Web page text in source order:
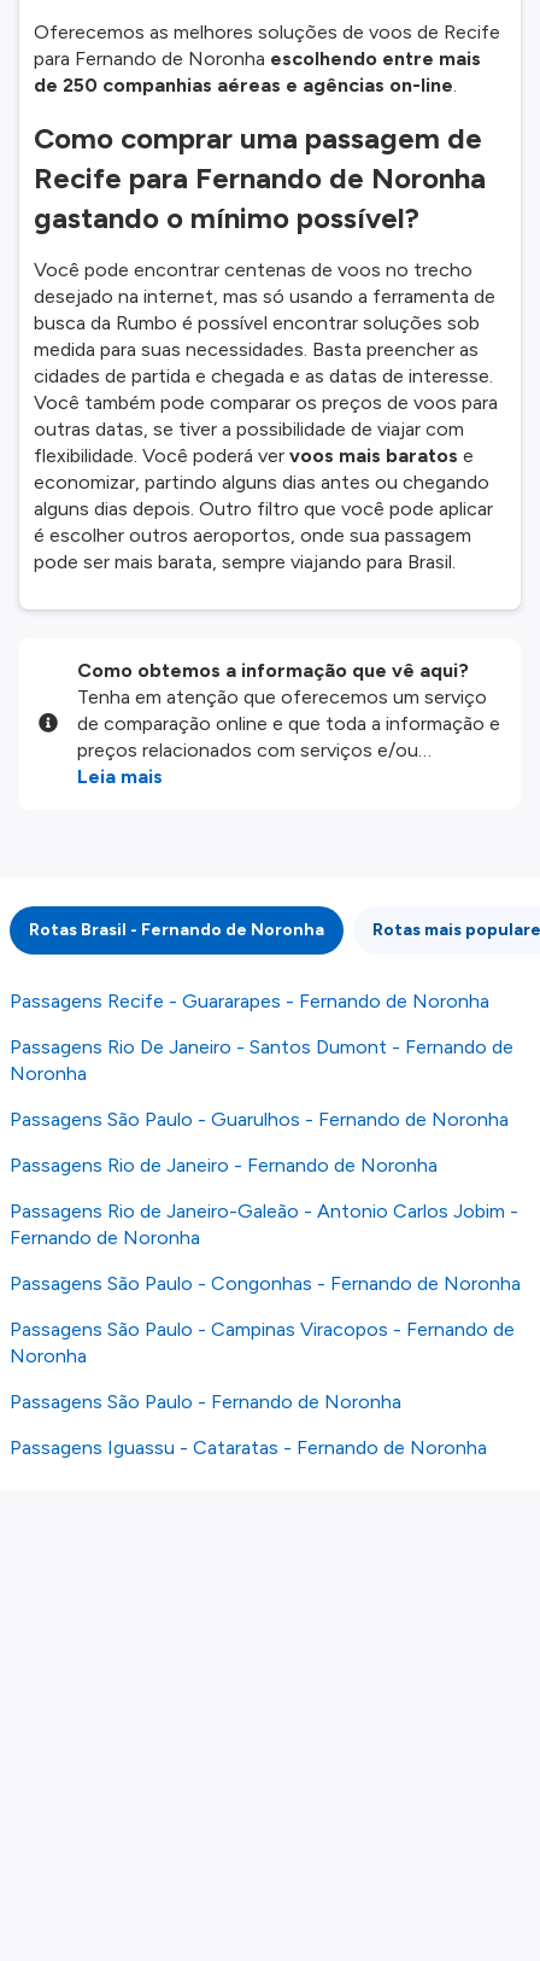
Oferecemos as melhores soluções de voos de Recife
para Fernando de Noronha escolhendo entre mais
de 250 companhias aéreas e agências on-line.
Como comprar uma passagem de
Recife para Fernando de Noronha
gastando o mínimo possível?
Você pode encontrar centenas de voos no trecho
desejado na internet, mas só usando a ferramenta de
busca da Rumbo é possível encontrar soluções sob
medida para suas necessidades. Basta preencher as
cidades de partida e chegada e as datas de interesse.
Você também pode comparar os preços de voos para
outras datas, se tiver a possibilidade de viajar com
flexibilidade. Você poderá ver voos mais baratos e
economizar, partindo alguns dias antes ou chegando
alguns dias depois. Outro filtro que você pode aplicar
é escolher outros aeroportos, onde sua passagem
pode ser mais barata, sempre viajando para Brasil.
Como obtemos a informação que vê aqui?
Tenha em atenção que oferecemos um serviço
de comparação online e que toda a informação e
preços relacionados com serviços e/ou
produtos disponíveis no nosso website são
integridade ou pela precisão da informação
publicada, por isso verifique com atenção todas
as condições no website do parceiro antes de
fazer uma reserva. Para mais detalhes verifique
os nossos
Termos e Condições .
Leia mais
Rotas Brasil - Fernando de Noronha Rotas mais
Passagens Recife - Guararapes - Fernando de Noronha
Passagens Rio De Janeiro - Santos Dumont - Fernando de
Noronha
Passagens São Paulo - Guarulhos - Fernando de Noronha
Passagens Rio de Janeiro - Fernando de Noronha
Passagens Rio de Janeiro-Galeão - Antonio Carlos Jobim -
Fernando de Noronha
Passagens São Paulo - Congonhas - Fernando de Noronha
Passagens São Paulo - Campinas Viracopos - Fernando de
Noronha
Passagens São Paulo - Fernando de Noronha
Passagens Iguassu - Cataratas - Fernando de Noronha